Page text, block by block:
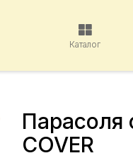
Каталог
Парасоля
COVER